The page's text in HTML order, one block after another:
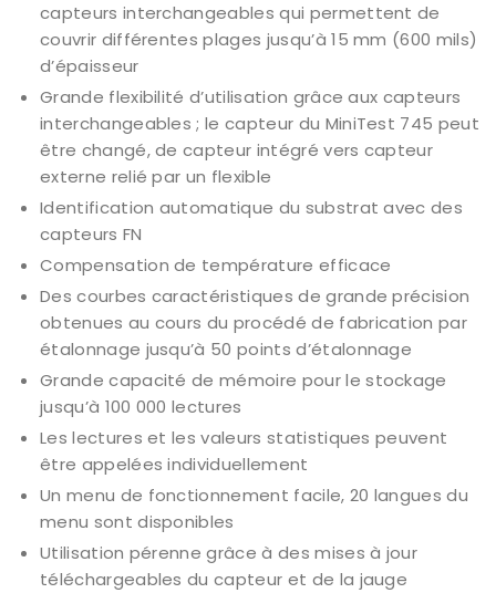
capteurs interchangeables qui permettent de
couvrir différentes plages jusqu’à 15 mm (600 mils)
d’épaisseur
Grande flexibilité d’utilisation grâce aux capteurs
interchangeables ; le capteur du MiniTest 745 peut
être changé, de capteur intégré vers capteur
externe relié par un flexible
Identification automatique du substrat avec des
capteurs FN
Compensation de température efficace
Des courbes caractéristiques de grande précision
obtenues au cours du procédé de fabrication par
étalonnage jusqu’à 50 points d’étalonnage
Grande capacité de mémoire pour le stockage
jusqu’à 100 000 lectures
Les lectures et les valeurs statistiques peuvent
être appelées individuellement
Un menu de fonctionnement facile, 20 langues du
menu sont disponibles
Utilisation pérenne grâce à des mises à jour
téléchargeables du capteur et de la jauge